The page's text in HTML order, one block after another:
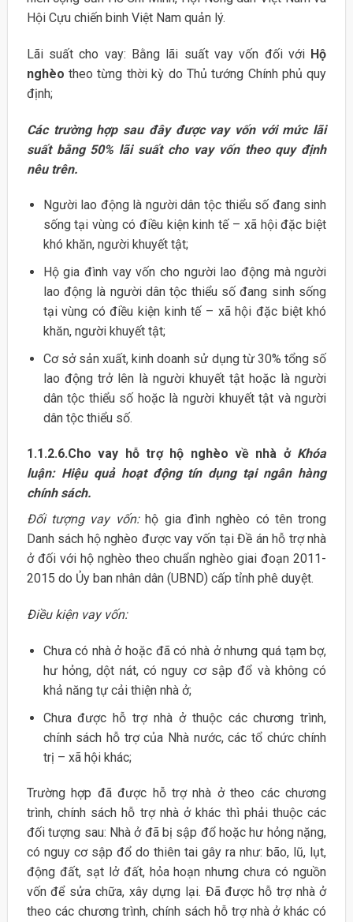
Hội Cựu chiến binh Việt Nam quản lý.
Lãi suất cho vay: Bằng lãi suất vay vốn đối với Hộ
nghèo theo từng thời kỳ do Thủ tướng Chính phủ quy
định;
Các trường hợp sau đây được vay vốn với mức lãi
suất bằng 50% lãi suất cho vay vốn theo quy định
nêu trên.
Người lao động là người dân tộc thiểu số đang sinh
sống tại vùng có điều kiện kinh tế – xã hội đặc biệt
khó khăn, người khuyết tật;
Hộ gia đình vay vốn cho người lao động mà người
lao động là người dân tộc thiểu số đang sinh sống
tại vùng có điều kiện kinh tế – xã hội đặc biệt khó
khăn, người khuyết tật;
Cơ sở sản xuất, kinh doanh sử dụng từ 30% tổng số
lao động trở lên là người khuyết tật hoặc là người
dân tộc thiểu số hoặc là người khuyết tật và người
dân tộc thiểu số.
1.1.2.6.Cho vay hỗ trợ hộ nghèo về nhà ở Khóa
luận: Hiệu quả hoạt động tín dụng tại ngân hàng
chính sách.
Đối tượng vay vốn:hộ gia đình nghèo có tên trong
Danh sách hộ nghèo được vay vốn tại Đề án hỗ trợ nhà
ở đối với hộ nghèo theo chuẩn nghèo giai đoạn 2011-
2015 do Ủy ban nhân dân (UBND) cấp tỉnh phê duyệt.
Điều kiện vay vốn:
Chưa có nhà ở hoặc đã có nhà ở nhưng quá tạm bợ,
hư hỏng, dột nát, có nguy cơ sập đổ và không có
khả năng tự cải thiện nhà ở;
Chưa được hỗ trợ nhà ở thuộc các chương trình,
chính sách hỗ trợ của Nhà nước, các tổ chức chính
trị – xã hội khác;
Trường hợp đã được hỗ trợ nhà ở theo các chương
trình, chính sách hỗ trợ nhà ở khác thì phải thuộc các
đối tượng sau: Nhà ở đã bị sập đổ hoặc hư hỏng nặng,
có nguy cơ sập đổ do thiên tai gây ra như: bão, lũ, lụt,
động đất, sạt lở đất, hỏa hoạn nhưng chưa có nguồn
vốn để sửa chữa, xây dựng lại. Đã được hỗ trợ nhà ở
theo các chương trình, chính sách hỗ trợ nhà ở khác có